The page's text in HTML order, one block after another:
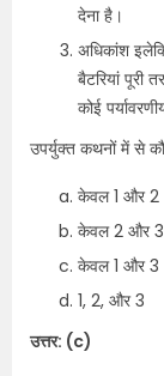
देना है।
अधिकांश
बैटरियां पूरी
कोई
उपर्युक्त कथनों में से
केवल 1 और 2
केवल 2 और 3
केवल 1 और 3
1, 2, और 3
उत्तर: (c)